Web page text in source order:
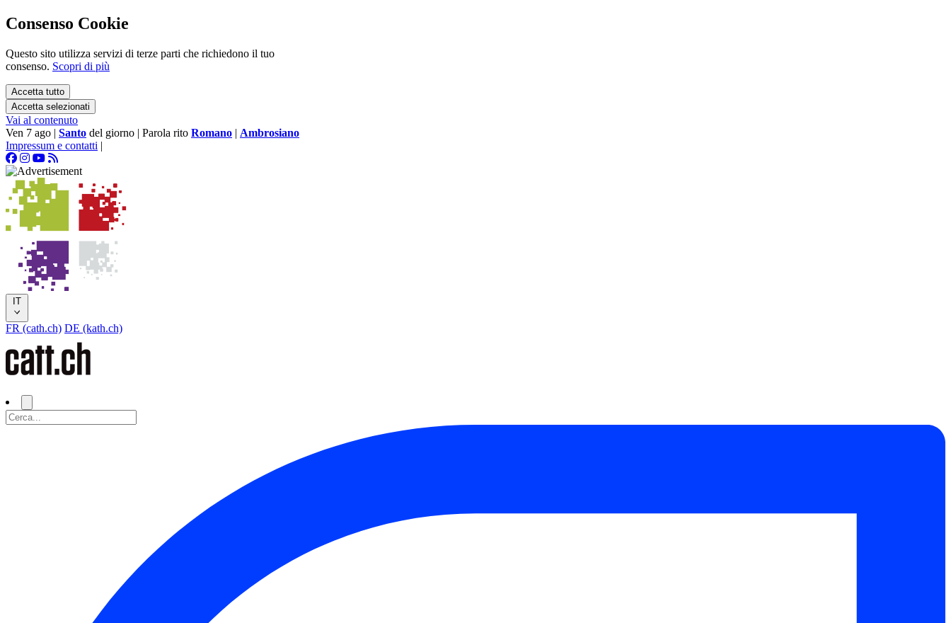
Consenso Cookie
Questo sito utilizza servizi di terze parti che richiedono il tuo
consenso. Scopri di più
Accetta tutto
Accetta selezionati
Vai al contenuto
Ven 7 ago | Santo del giorno | Parola rito Romano | Ambrosiano
Impressum e contatti |
IT
FR (cath.ch) DE (kath.ch)